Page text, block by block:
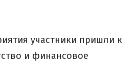
участники пришли к
и финансовое